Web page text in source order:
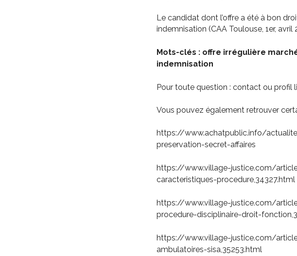
Le candidat dont l’offre a été à bon
indemnisation (CAA Toulouse, 1er, avril
Mots-clés : offre irrégulière
indemnisation
Pour toute question : contact ou profil
Vous pouvez également retrouver
https://www.achatpublic.info/
preservation-secret-affaires
https://www.village-justice.com/
caracteristiques-procedure,34327.html
https://www.village-justice.com/
procedure-disciplinaire-droit-
https://www.village-justice.com/
ambulatoires-sisa,35253.html